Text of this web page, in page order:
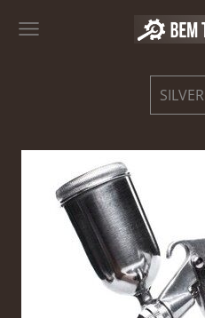
SILVER